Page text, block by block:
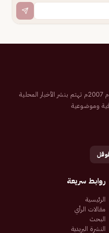
صحيفة إلكترونية سعودية تم تأسيسها عام 2007م تهتم بنشر الأخبار المحلية
وموضوعية
روابط سريعة
الرئيسية
مقالات الرأي
البحث
النشرة البريدية